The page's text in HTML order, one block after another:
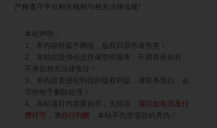
严格遵守平台相关规则与相关法律法规*
本站声明：
1、本内容转载于网络，版权归原作者所有！
2、本站仅提供信息存储空间服务，不拥有所有权，
不承担相关法律责任！
3、本内容若侵犯到你的版权利益，请联系我们，会
尽快给予删除处理！
4、本站项目均需要自学，无指导； 项目如有涉及付
费环节 ，请 自行判断 ，本站不负责项目的真伪！